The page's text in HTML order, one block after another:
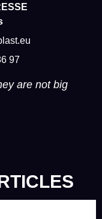
97
are not big